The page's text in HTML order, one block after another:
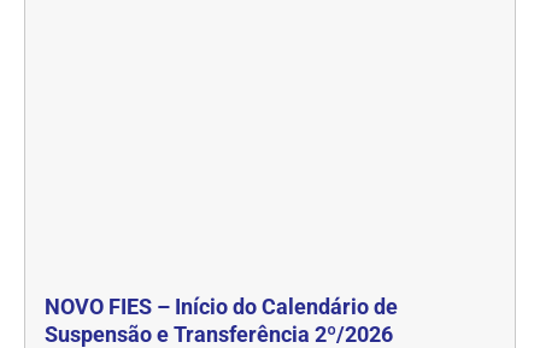
NOVO FIES – Início do Calendário de
Suspensão e Transferência 2º/2026